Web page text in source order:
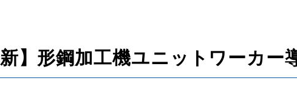
新】形鋼加工機ユニットワーカー